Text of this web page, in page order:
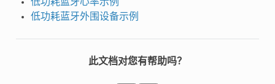
低功耗蓝牙外围设备示例
此文档对您有帮助吗？